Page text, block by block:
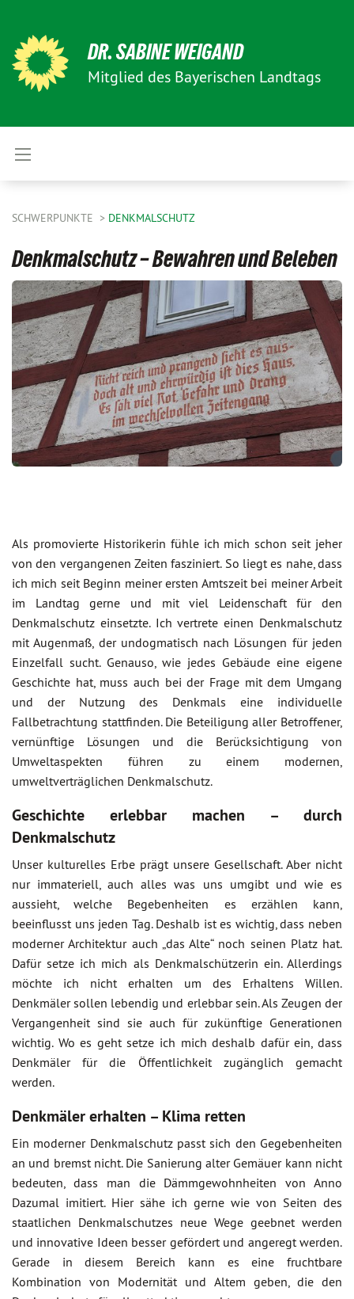
DR. SABINE WEIGAND
Mitglied des Bayerischen Landtags
SCHWERPUNKTE DENKMALSCHUTZ
Denkmalschutz – Bewahren und Beleben
Als promovierte Historikerin fühle ich mich schon seit jeher
von den vergangenen Zeiten fasziniert. So liegt es nahe, dass
ich mich seit Beginn meiner ersten Amtszeit bei meiner Arbeit
im Landtag gerne und mit viel Leidenschaft für den
Denkmalschutz einsetzte. Ich vertrete einen Denkmalschutz
mit Augenmaß, der undogmatisch nach Lösungen für jeden
Einzelfall sucht. Genauso, wie jedes Gebäude eine eigene
Geschichte hat, muss auch bei der Frage mit dem Umgang
und der Nutzung des Denkmals eine individuelle
Fallbetrachtung stattfinden. Die Beteiligung aller Betroffener,
vernünftige Lösungen und die Berücksichtigung von
Umweltaspekten führen zu einem modernen,
umweltverträglichen Denkmalschutz.
Geschichte erlebbar machen – durch
Denkmalschutz
Unser kulturelles Erbe prägt unsere Gesellschaft. Aber nicht
nur immateriell, auch alles was uns umgibt und wie es
aussieht, welche Begebenheiten es erzählen kann,
beeinflusst uns jeden Tag. Deshalb ist es wichtig, dass neben
moderner Architektur auch „das Alte“ noch seinen Platz hat.
Dafür setze ich mich als Denkmalschützerin ein. Allerdings
möchte ich nicht erhalten um des Erhaltens Willen.
Denkmäler sollen lebendig und erlebbar sein. Als Zeugen der
Vergangenheit sind sie auch für zukünftige Generationen
wichtig. Wo es geht setze ich mich deshalb dafür ein, dass
Denkmäler für die Öffentlichkeit zugänglich gemacht
werden.
Denkmäler erhalten – Klima retten
Ein moderner Denkmalschutz passt sich den Gegebenheiten
an und bremst nicht. Die Sanierung alter Gemäuer kann nicht
bedeuten, dass man die Dämmgewohnheiten von Anno
Dazumal imitiert. Hier sähe ich gerne wie von Seiten des
staatlichen Denkmalschutzes neue Wege geebnet werden
und innovative Ideen besser gefördert und angeregt werden.
Gerade in diesem Bereich kann es eine fruchtbare
Kombination von Modernität und Altem geben, die den